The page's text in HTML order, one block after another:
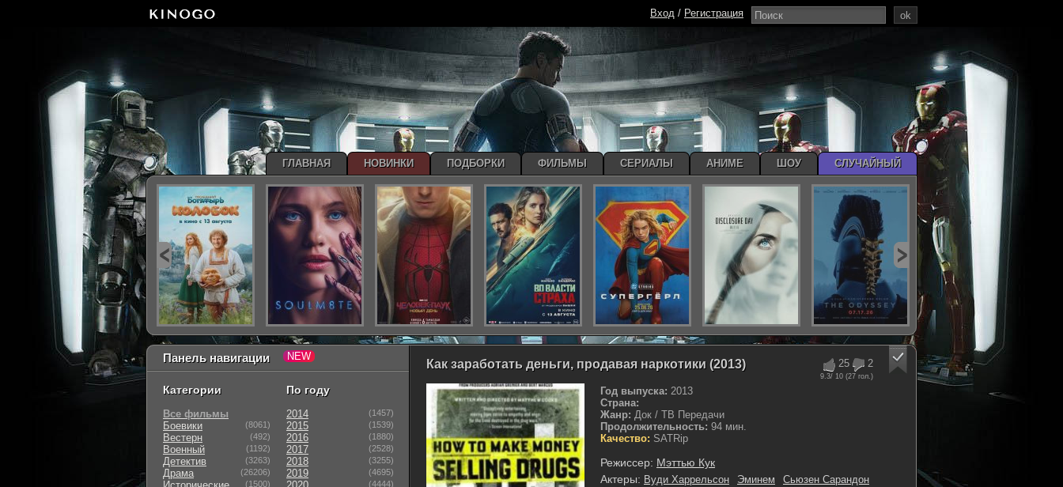
25 2
9.3/ 10 (27 гол.)
Как заработать деньги, продавая наркотики (2013)
Год выпуска: 2013
Страна:
Жанр: Док / ТВ Передачи
Продолжительность: 94 мин.
Качество: SATRip
Режиссер: Мэттью Кук
Актеры: Вуди Харрельсон Эминем
Сьюзен Сарандон
Панель навигации
Категории
Все фильмы
Боевики
(8061)
Вестерн (492)
Военный (1192)
Детектив (3263)
Драма (26206)
(1500)
По году
2014 (1457)
2015 (1539)
2016 (1880)
2017 (2528)
2018 (3255)
2019 (4695)
(4444)
ok
Вход / Регистрация
ГЛАВНАЯ НОВИНКИ ПОДБОРКИ ФИЛЬМЫ СЕРИАЛЫ АНИМЕ ШОУ СЛУЧАЙНЫЙ